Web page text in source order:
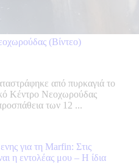
(Βίντεο)
από πυρκαγιά το
Κέντρο Νεοχωρούδας
των 12 ...
για τη Marfin: Στις
η εντολέας μου – Η ίδια